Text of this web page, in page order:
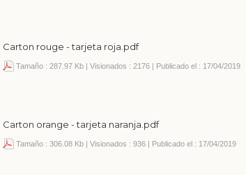
Carton rouge - tarjeta roja.pdf
Tamaño : 287.97 Kb | Visionados : 2176 | Publicado el : 17/04/2019
Carton orange - tarjeta naranja.pdf
Tamaño : 306.08 Kb | Visionados : 936 | Publicado el : 17/04/2019